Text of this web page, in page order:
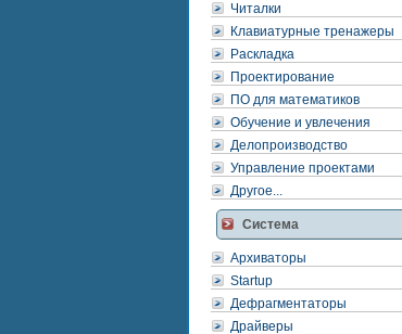
Читалки
Клавиатурные тренажеры
Раскладка
Проектирование
ПО для математиков
Обучение и увлечения
Делопроизводство
Управление проектами
Другое...
Система
Архиваторы
Startup
Дефрагментаторы
Драйверы